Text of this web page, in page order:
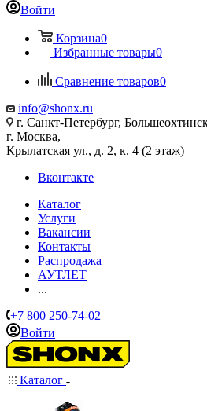
Войти
Корзина0
Избранные товары0
Сравнение товаров0
info@shonx.ru
г. Санкт-Петербург,
г. Москва,
Крылатская ул., д. 2, к. 4 (2 этаж)
Вконтакте
Каталог
Услуги
Вакансии
Контакты
Распродажа
АУТЛЕТ
...
+7 800 250-74-02
Войти
Каталог